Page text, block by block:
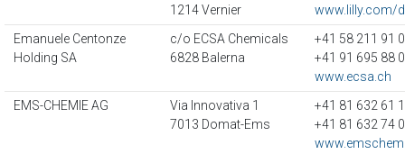
1214 Vernier
www.lilly.com/
Emanuele Centonze
Holding SA
c/o ECSA Chemicals
6828 Balerna
+41 58 211 91
+41 91 695 88
www.ecsa.ch
EMS-CHEMIE AG
Via Innovativa 1
7013 Domat-Ems
+41 81 632 61
+41 81 632 74